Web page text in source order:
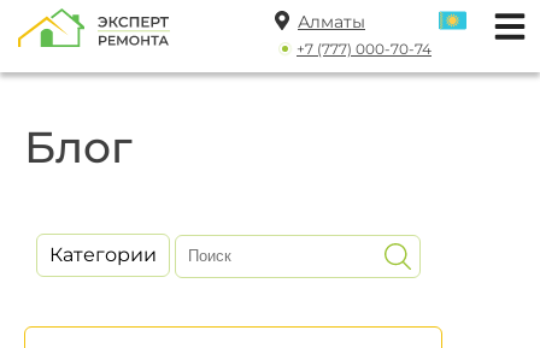
Алматы
+7 (777) 000-70-74
Блог
Категории